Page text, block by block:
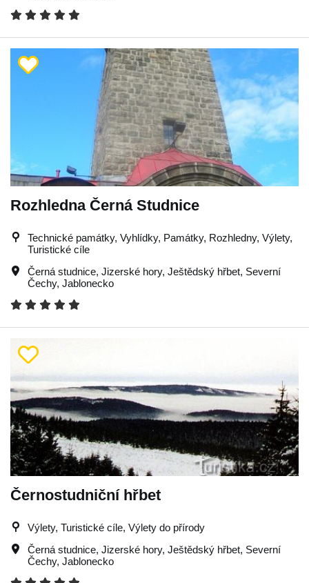
Rozhledna Černá Studnice
Technické památky, Vyhlídky, Památky, Rozhledny, Výlety,
Turistické cíle
Černá studnice, Jizerské hory, Ještědský hřbet, Severní
Čechy, Jablonecko
Černostudniční hřbet
Výlety, Turistické cíle, Výlety do přírody
Černá studnice, Jizerské hory, Ještědský hřbet, Severní
Čechy, Jablonecko